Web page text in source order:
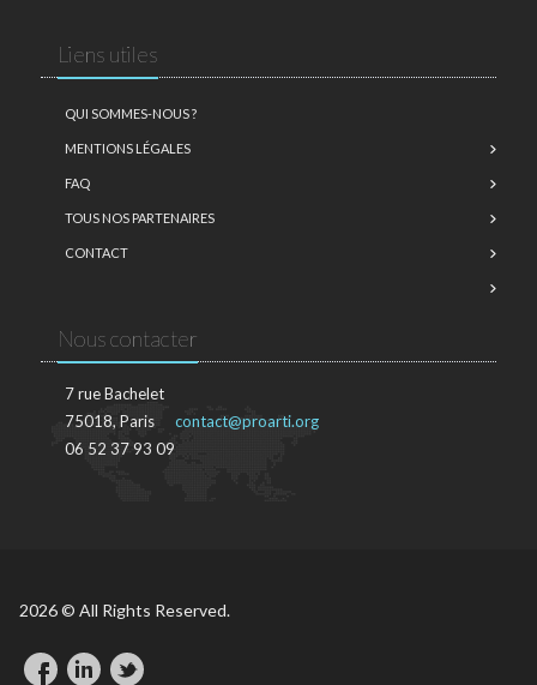
Liens utiles
QUI SOMMES-NOUS ?
MENTIONS LÉGALES
FAQ
TOUS NOS PARTENAIRES
CONTACT
Nous contacter
7 rue Bachelet
75018, Paris
06 52 37 93 09
contact@proarti.org
2026 © All Rights Reserved.